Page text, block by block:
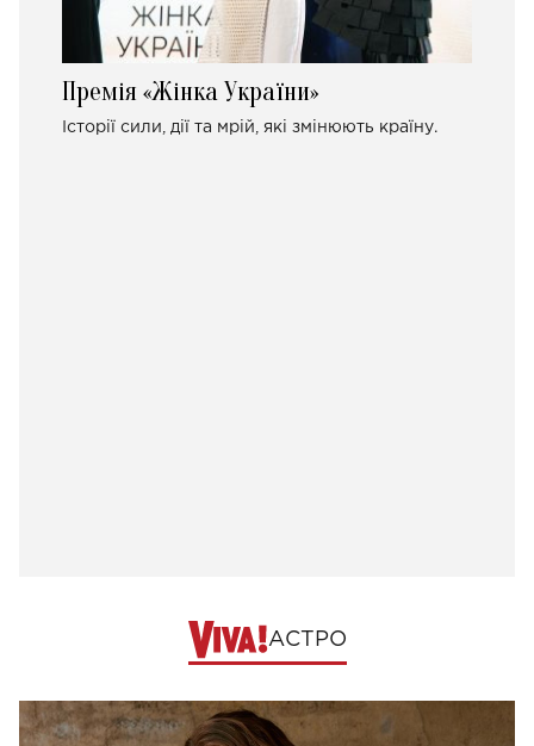
Премія «Жінка України»
Історії сили, дії та мрій, які змінюють країну.
АСТРО